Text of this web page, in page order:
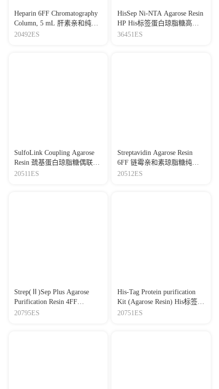
Heparin 6FF Chromatography
Column, 5 mL 肝素亲和纯化
预装柱，5 mL
20492ES
HisSep Ni-NTA Agarose Resin
HP His标签蛋白琼脂糖高分
辨率纯化树脂
36451ES
SulfoLink Coupling Agarose
Resin 巯基蛋白琼脂糖偶联树
脂
20511ES
Streptavidin Agarose Resin
6FF 链霉亲和素琼脂糖纯化
树脂
20512ES
Strep(Ⅱ)Sep Plus Agarose
Purification Resin 4FF
Strep(Ⅱ)标签蛋白琼脂糖纯
20795ES
His-Tag Protein purification
Kit (Agarose Resin) His标签蛋
白纯化试剂盒（琼脂糖树脂
20751ES